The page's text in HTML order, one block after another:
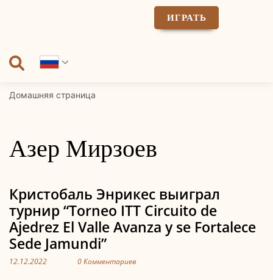
ИГРАТЬ
Домашняя страница
Азер Мирзоев
Кристобаль Энрикес выиграл
турнир “Torneo ITT Circuito de
Ajedrez El Valle Avanza y se Fortalece
Sede Jamundi”
12.12.2022 0 Комментариев